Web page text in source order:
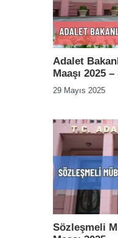
Adalet
Maaşı 2025
29 Mayıs 2025
Sözleşmeli